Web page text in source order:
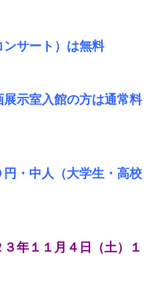
ート）は無料
入館の方は通常料
（大学生・高校
年１１月４日（土）１